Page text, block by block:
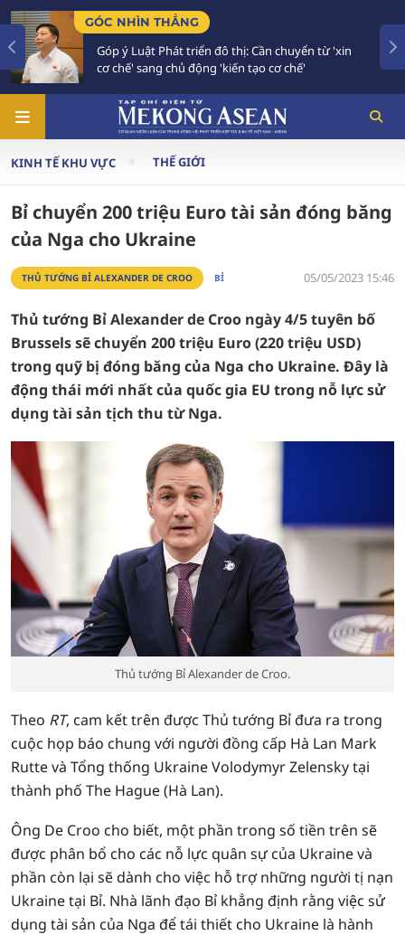
NHÌN THẲNG
Góp ý Luật Phát triển đô thị: Cần chuyển từ 'xin
cơ chế' sang chủ động 'kiến tạo cơ chế'
KINH TẾ KHU VỰC THẾ GIỚI
Bỉ chuyển 200 triệu Euro tài sản đóng băng
của Nga cho Ukraine
THỦ TƯỚNG BỈ ALEXANDER DE CROO BỈ 05/05/2023 15:46
Thủ tướng Bỉ Alexander de Croo ngày 4/5 tuyên bố
Brussels sẽ chuyển 200 triệu Euro (220 triệu USD)
trong quỹ bị đóng băng của Nga cho Ukraine. Đây là
động thái mới nhất của quốc gia EU trong nỗ lực sử
dụng tài sản tịch thu từ Nga.
Thủ tướng Bỉ Alexander de Croo.
Theo RT, cam kết trên được Thủ tướng Bỉ đưa ra trong
cuộc họp báo chung với người đồng cấp Hà Lan Mark
Rutte và Tổng thống Ukraine Volodymyr Zelensky tại
thành phố The Hague (Hà Lan).
Ông De Croo cho biết, một phần trong số tiền trên sẽ
được phân bổ cho các nỗ lực quân sự của Ukraine và
phần còn lại sẽ dành cho việc hỗ trợ những người tị nạn
Ukraine tại Bỉ. Nhà lãnh đạo Bỉ khẳng định rằng việc sử
dụng tài sản của Nga để tái thiết cho Ukraine là hành